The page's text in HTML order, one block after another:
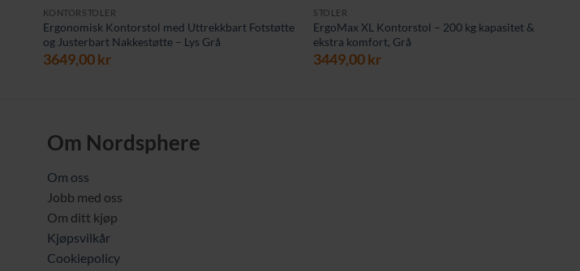
KONTORSTOLER
Ergonomisk Kontorstol med Uttrekkbart Fotstøtte
og Justerbart Nakkestøtte – Lys Grå
3649,00kr
STOLER
ErgoMax XL Kontorstol – 200 kg kapasitet &
ekstra komfort, Grå
3449,00kr
Om Nordsphere
Om oss
Jobb med oss
Om ditt kjøp
Kjøpsvilkår
Cookiepolicy